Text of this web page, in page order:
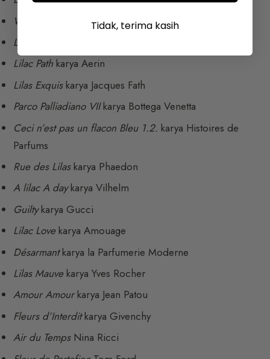
White Linen
karya Estée Lauder
Love
Lilac Path karya Aerin
Lilas Exquiskarya Jacques Fath
Parco Palliadiano VIIkarya Bottega Venetta
Ceci n’est pas un flacon Bleu 1.2. karya Histoires de
Parfums
Rue des Lilaskarya Phaedon
A lilac A daykarya Vilhelm
Guiltykarya Gucci
Lilac Lovekarya Amouage
Désarmantkarya la Parfumerie Moderne
Lilas Mauvekarya Yves Rocher
Amour Amourkarya Jean Patou
Fleurs d’Interditkarya Givenchy
Air du TempsNina Ricci
Tidak, terima kasih